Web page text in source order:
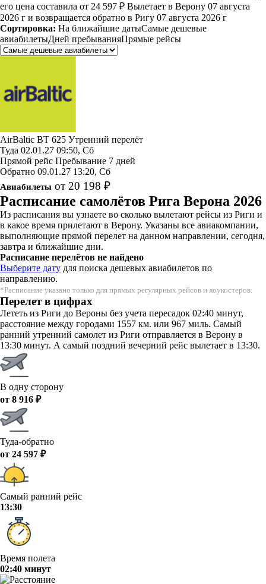
его цена составила от 24 597 ₽ Вылетает в Верону 07 августа
2026 г и возвращается обратно в Ригу 07 августа 2026 г
Сортировка: На ближайшие датыСамые дешевые
авиабилетыДней пребыванияПрямые рейсы
AirBaltic BT 625 Утренний перелёт
Туда 02.01.27 09:50, Сб
Прямой рейс Пребывание 7 дней
Обратно 09.01.27 13:20, Сб
Авиабилеты от 20 198 ₽
Расписание самолётов Рига Верона 2026
Из расписания вы узнаете во сколько вылетают рейсы из Риги и
в какое время прилетают в Верону. Указаны все авиакомпании,
выполняющие прямой перелет на данном направлении, сегодня,
завтра и ближайшие дни.
Расписание перелётов не найдено
Выберите дату для поиска дешевых авиабилетов по
направлению.
*Расписание указано только для прямых регулярных рейсов и лоукостеров.
Перелет в цифрах
Лететь из Риги до Вероны без учета пересадок 02:40 минут,
расстояние между городами 1557 км. или 967 миль. Самый
ранний утренний самолет из Риги отправляется в Верону в
13:30 минут. А самый поздний вечерний рейс вылетает в 13:30.
В одну сторону
от 8 916 ₽
Туда-обратно
от 24 597 ₽
Самый ранний рейс
13:30
Время полета
02:40 минут